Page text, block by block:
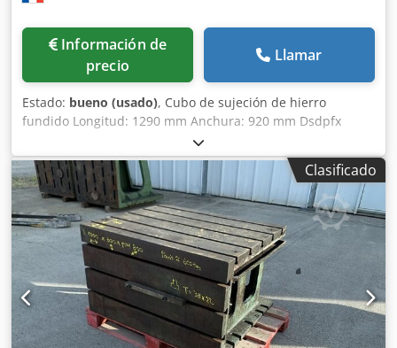
Información de
precio
Llamar
Estado: bueno (usado), Cubo de sujeción de hierro
fundido Longitud: 1290 mm Anchura: 920 mm Dsdpfx
Ajzmw Tlogdjck Altura: 510 mm Dimensiones de las
ranuras en T: 42 x 25 mm 2 caras con ranuras Peso:
aproximadamente 1 tonelada
Clasificado